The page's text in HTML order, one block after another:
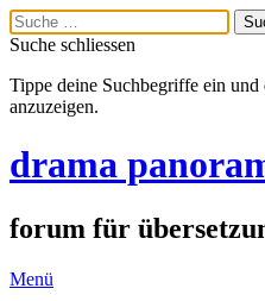
Suche schliessen
Tippe deine Suchbegriffe ein und
anzuzeigen.
drama
forum für
Menü